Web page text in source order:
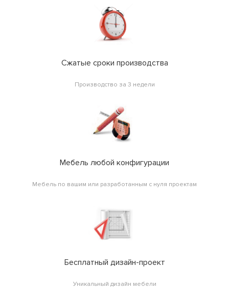
Сжатые сроки производства
Производство за 3 недели
Мебель любой конфигурации
Мебель по вашим или разработанным с нуля проектам
Бесплатный дизайн-проект
Уникальный дизайн мебели